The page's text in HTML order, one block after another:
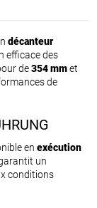
décanteur
efficace des
de354 mmet
de
en exécution
un
conditions